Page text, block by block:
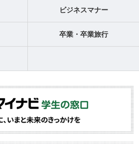
ビジネスマナー
卒業・卒業旅行